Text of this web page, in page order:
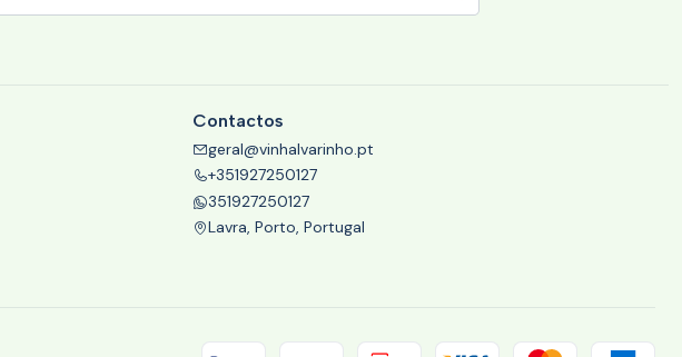
Contactos
geral@vinhalvarinho.pt
+351927250127
351927250127
Lavra, Porto, Portugal